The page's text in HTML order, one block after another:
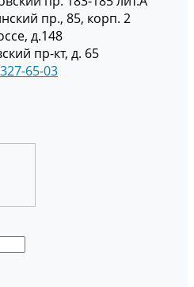
пр., 85, корп. 2
д.148
пр-кт, д. 65
65-03